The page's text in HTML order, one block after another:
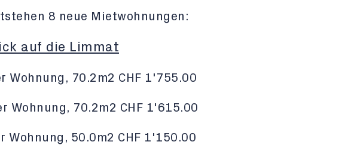
8 neue Mietwohnungen:
auf die Limmat
70.2m2 CHF 1'755.00
Wohnung, 70.2m2 CHF 1'615.00
Wohnung, 50.0m2 CHF 1'150.00